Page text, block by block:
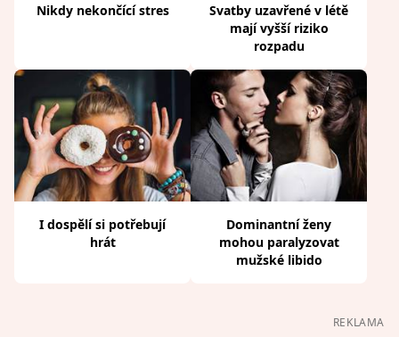
Nikdy nekončící stres
Svatby uzavřené v létě
mají vyšší riziko
rozpadu
I dospělí si potřebují
hrát
Dominantní ženy
mohou paralyzovat
mužské libido
REKLAMA